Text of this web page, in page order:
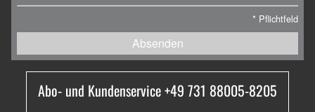
* Pflichtfeld
Absenden
Abo- und Kundenservice +49 731 88005-8205